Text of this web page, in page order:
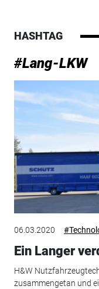
HASHTAG
#Lang-LKW
06.03.2020
Ein Langer
H&W
zusammengetan und